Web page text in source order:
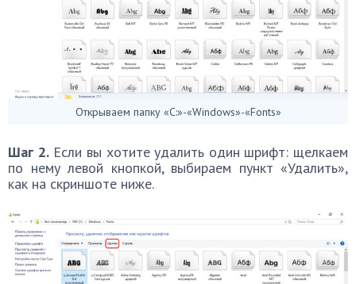
Открываем папку «C:»-«Windows»-«Fonts»
Шаг 2.Если вы хотите удалить один шрифт: щелкаем
по нему левой кнопкой, выбираем пункт «Удалить»,
как на скриншоте ниже.